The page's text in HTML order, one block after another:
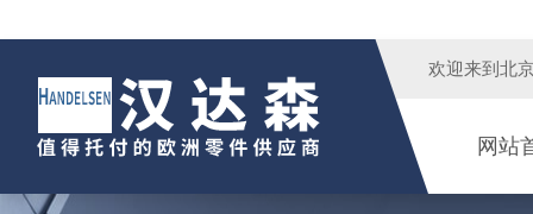
欢迎来到 北
网站